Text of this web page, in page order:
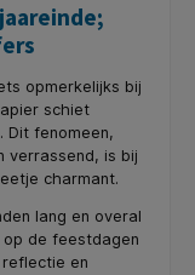
opmerkelijks bij
schiet
Dit fenomeen,
verrassend, is bij
charmant.
lang en overal
op de feestdagen
en